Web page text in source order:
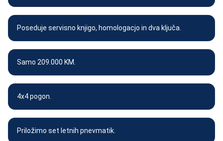
Poseduje servisno knjigo, homologacjo in dva ključa.
Samo 209.000 KM.
4x4 pogon.
Priložimo set letnih pnevmatik.